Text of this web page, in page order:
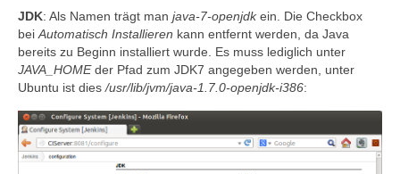
JDK: Als Namen trägt man java-7-openjdkein. Die Checkbox
bei Automatisch Installieren kann entfernt werden, da Java
bereits zu Beginn installiert wurde. Es muss lediglich unter
JAVA_HOMEder Pfad zum JDK7 angegeben werden, unter
Ubuntu ist dies /usr/lib/jvm/java-1.7.0-openjdk-i386: